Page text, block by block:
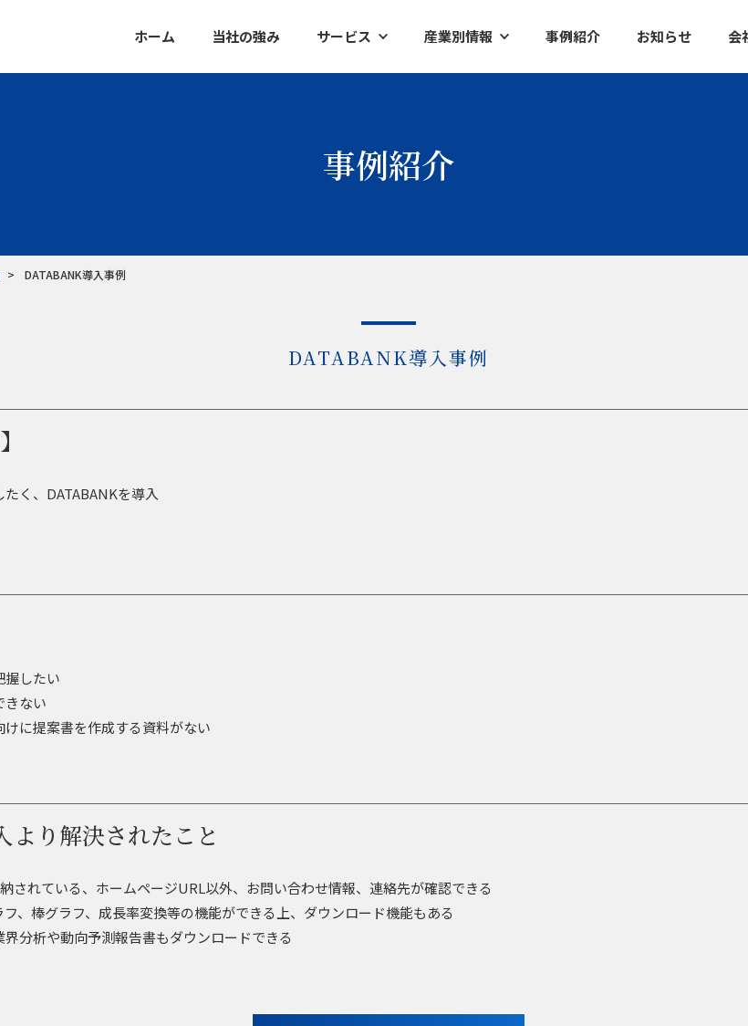
ホーム 当社の強み サービス
カスタマイズ調査レポート
産業別情報
産業別ロボット
事例紹介 お知らせ 会
事例紹介
DATABANK導入事例
DATABANK導入事例
く、DATABANKを導入
握したい
きない
けに提案書を作成する資料がない
より解決されたこと
されている、ホームページURL以外、お問い合わせ情報、連絡先が確認できる
フ、棒グラフ、成長率変換等の機能ができる上、ダウンロード機能もある
界分析や動向予測報告書もダウンロードできる